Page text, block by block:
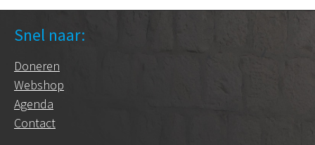
Snel naar:
Doneren
Webshop
Agenda
Contact